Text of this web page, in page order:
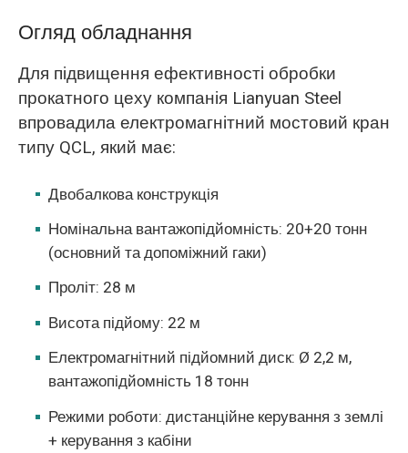
Огляд обладнання
Для підвищення ефективності обробки
прокатного цеху компанія Lianyuan Steel
впровадила електромагнітний мостовий кран
типу QCL, який має:
Двобалкова конструкція
Номінальна вантажопідйомність: 20+20 тонн
(основний та допоміжний гаки)
Проліт: 28 м
Висота підйому: 22 м
Електромагнітний підйомний диск: Ø 2,2 м,
вантажопідйомність 18 тонн
Режими роботи: дистанційне керування з землі
+ керування з кабіни